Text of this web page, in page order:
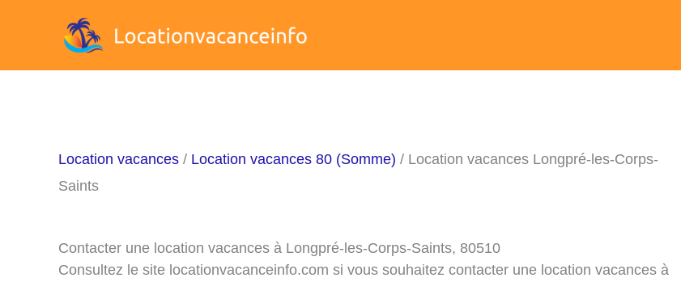
Location vacances / Location vacances 80 (Somme) / Location vacances Longpré-les-Corps-
Saints
Contacter une location vacances à Longpré-les-Corps-Saints, 80510
Consultez le site locationvacanceinfo.com si vous souhaitez contacter une location vacances à